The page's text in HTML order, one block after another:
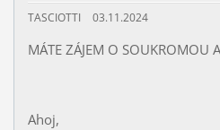
TASCIOTTI 03.11.2024
MÁTE ZÁJEM O SOUKROMOU
Ahoj,